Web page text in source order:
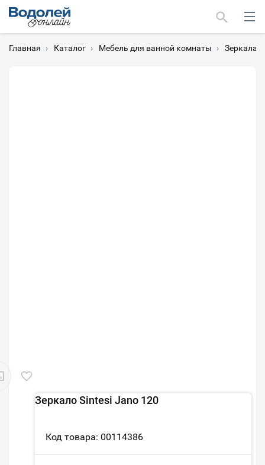
Главная › Каталог › Мебель для ванной комнаты › Зеркала
Зеркало Sintesi Jano 120
Код товара: 00114386